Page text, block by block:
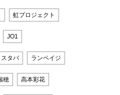
虹プロジェクト
JO1
スタバ ランペイジ
穂 高本彩花